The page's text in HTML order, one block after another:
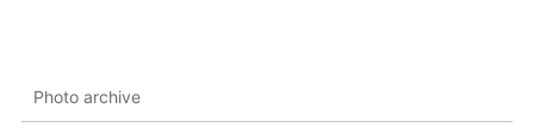
Photo archive